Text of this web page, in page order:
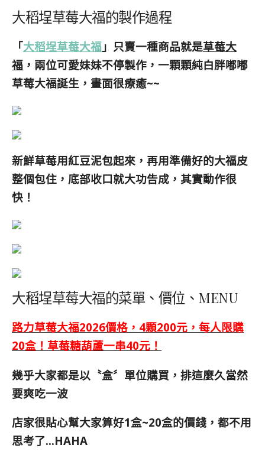
大稻埕草莓大福的製作過程
「大稻埕草莓大福 」只賣一種商品就是草莓大
福 ，兩位可愛妹妹不停製作，一顆顆純白胖嘟嘟
草莓大福誕生，畫面很療癒~~
新鮮草莓用紅豆泥包起來，再用準備好的大福皮
整個包住，底部收口就大功告成，其實動作很
快！
大稻埕草莓大福的菜單、價位、MENU
路力草莓大福2026價格，4顆200元，每人限購
20盒！草莓糖葫蘆一串40元！
幾乎大家都是以〝盒〞單位購買，排這麼久當然
要爽吃一波
店家很貼心幫大家算好1盒~20盒的價錢，都不用
思考了…HAHA